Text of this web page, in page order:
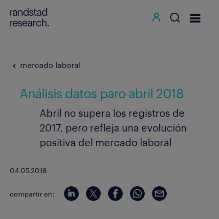
mercado laboral
Análisis datos paro abril 2018
Abril no supera los registros de
2017, pero refleja una evolución
positiva del mercado laboral
04.05.2018
compartir en: